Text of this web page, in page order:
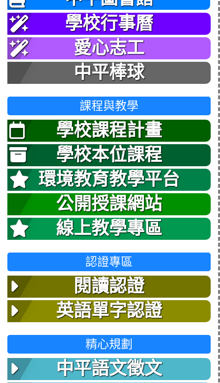
學校行事曆
愛心志工
中平棒球
課程與教學
學校課程計畫
學校本位課程
環境教育教學平台
公開授課網站
線上教學專區
認證專區
閱讀認證
英語單字認證
精心規劃
中平語文徵文